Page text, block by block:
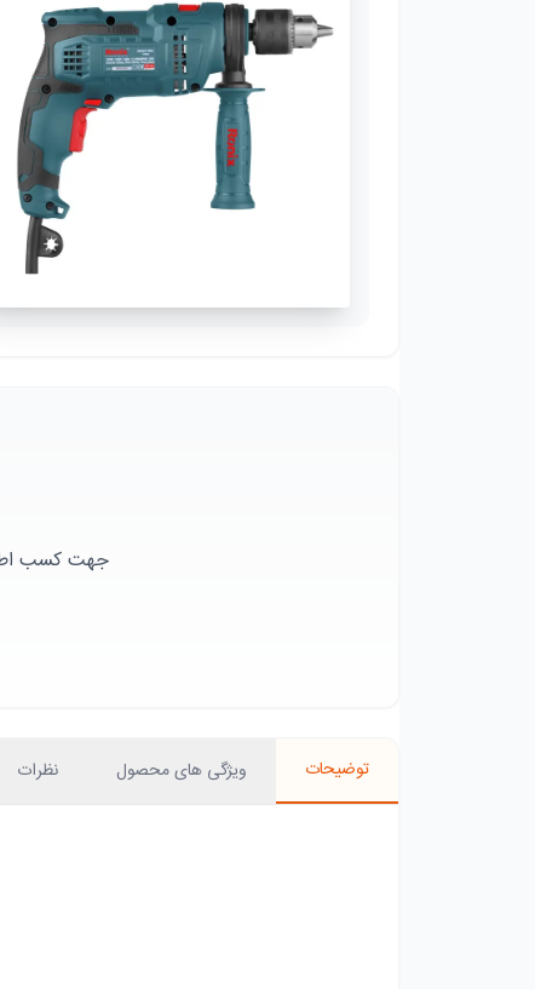
جهت کسب
توضیحات ویژگی های محصول نظرات